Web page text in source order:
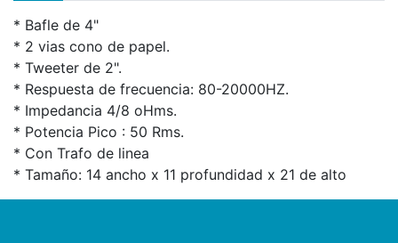
* Bafle de 4"
* 2 vias cono de papel.
* Tweeter de 2".
* Respuesta de frecuencia: 80-20000HZ.
* Impedancia 4/8 oHms.
* Potencia Pico : 50 Rms.
* Con Trafo de linea
* Tamaño: 14 ancho x 11 profundidad x 21 de alto